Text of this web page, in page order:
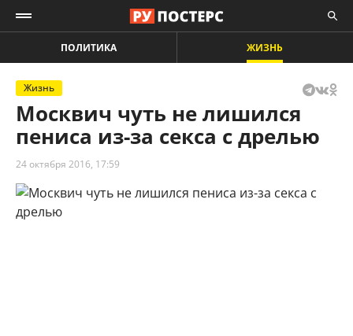
ПОЛИТИКА ЖИЗНЬ
Жизнь
Москвич чуть не лишился
пениса из-за секса с дрелью
24 октября 2016, 17:59